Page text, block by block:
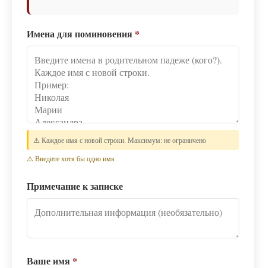
Имена для поминовения *
⚠️ Каждое имя с новой строки. Максимум: не ограничено
⚠️ Введите хотя бы одно имя
Примечание к записке
Ваше имя *